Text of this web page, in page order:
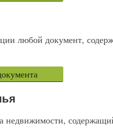
любой документ,
недвижимости,